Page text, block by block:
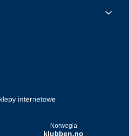
internetowe
Norwegia
klubben.no